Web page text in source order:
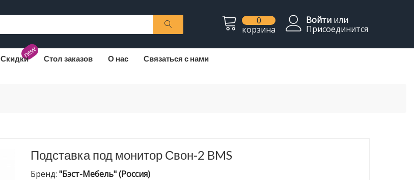
0
корзина
Войти или
Присоединится
new
Скидки Стол заказов О нас Связаться с нами
Подставка под монитор Свон-2 BMS
Бренд: "Бэст-Мебель" (Россия)